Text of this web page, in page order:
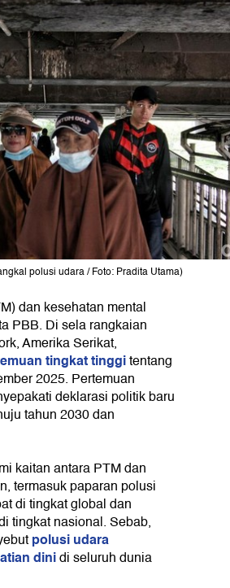
polusi udara / Foto: Pradita Utama)
dan kesehatan mental
PBB. Di sela rangkaian
Amerika Serikat,
tingkat tinggitentang
2025. Pertemuan
deklarasi politik baru
tahun 2030 dan
kaitan antara PTM dan
termasuk paparan polusi
di tingkat global dan
tingkat nasional. Sebab,
polusi udara
dinidi seluruh dunia